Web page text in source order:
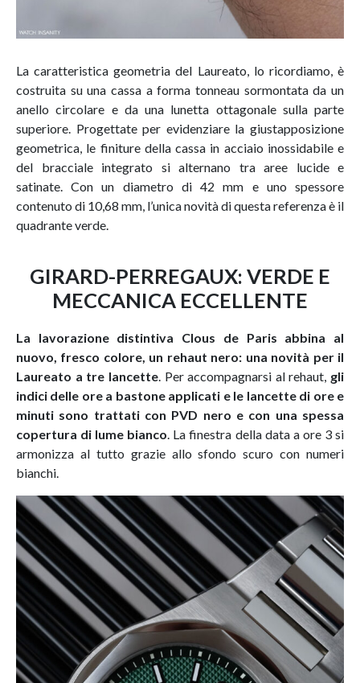
La caratteristica geometria del Laureato, lo ricordiamo, è
costruita su una cassa a forma tonneau sormontata da un
anello circolare e da una lunetta ottagonale sulla parte
superiore. Progettate per evidenziare la giustapposizione
geometrica, le finiture della cassa in acciaio inossidabile e
del bracciale integrato si alternano tra aree lucide e
satinate. Con un diametro di 42 mm e uno spessore
contenuto di 10,68 mm, l’unica novità di questa referenza è il
quadrante verde.
GIRARD-PERREGAUX: VERDE E
MECCANICA ECCELLENTE
La lavorazione distintiva Clous de Paris abbina al
nuovo, fresco colore, un rehaut nero: una novità per il
Laureato a tre lancette. Per accompagnarsi al rehaut, gli
indici delle ore a bastone applicati e le lancette di ore e
minuti sono trattati con PVD nero e con una spessa
copertura di lume bianco. La finestra della data a ore 3 si
armonizza al tutto grazie allo sfondo scuro con numeri
bianchi.